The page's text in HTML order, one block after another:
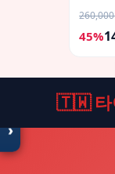
›
45%
🇹🇼 타